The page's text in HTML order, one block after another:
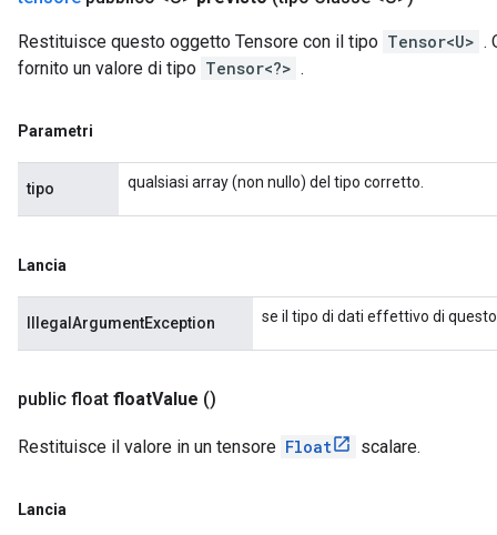
Restituisce questo oggetto Tensore con il tipo Tensor<U> .
fornito un valore di tipo Tensor<?> .
Parametri
tipo qualsiasi array (non nullo) del tipo corretto.
Lancia
IllegalArgumentException se il tipo di dati effettivo di
public float floatValue ()
Restituisce il valore in un tensore Float scalare.
Lancia